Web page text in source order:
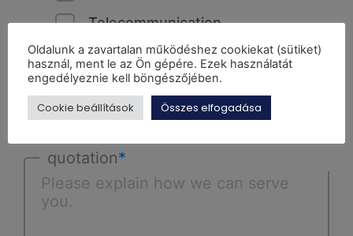
Telecommunication
Barcode and RFID
Low voltage integrated systems
quotation*
Oldalunk a zavartalan működéshez cookiekat (sütiket)
használ, ment le az Ön gépére. Ezek használatát
engedélyeznie kell böngészőjében.
Cookie beállítások Összes elfogadása